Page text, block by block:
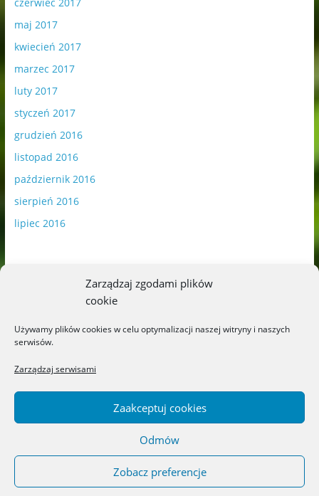
Zarządzaj zgodami plików
cookie
Używamy plików cookies w celu optymalizacji naszej witryny i naszych
serwisów.
Zarządzaj serwisami
Zaakceptuj cookies
Odmów
Zobacz preferencje
maj 2017
kwiecień 2017
marzec 2017
luty 2017
styczeń 2017
grudzień 2016
listopad 2016
październik 2016
sierpień 2016
lipiec 2016
Blog o książkach dla dzieci i młodzieży –
recenzje i rekomendacje. All rights reserved.
Theme: ColorMag byThemeGrill. Powered by